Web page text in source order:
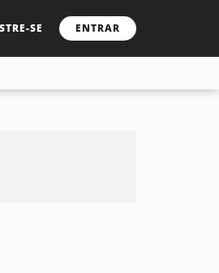
SE ENTRAR